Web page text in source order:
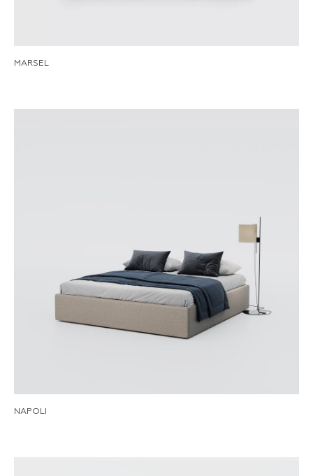
MARSEL
NAPOLI